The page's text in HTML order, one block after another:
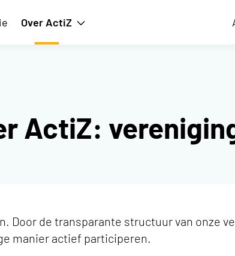
Over ActiZ Toon submenu voor Over ActiZ
ActiZ:
Door de transparante structuur van onze
manier actief participeren.